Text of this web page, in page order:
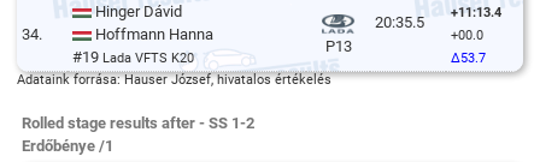
34.
Hinger Dávid
Hoffmann Hanna
#19 Lada VFTS K20
P13
20:35.5
+11:13.4
+00.0
Δ53.7
Adataink forrása: Hauser József, hivatalos értékelés
Rolled stage results after - SS 1-2
Erdőbénye /1